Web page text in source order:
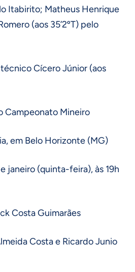
Itabirito; Matheus Henrique
(aos 35’2ºT) pelo
Cícero Júnior (aos
Campeonato Mineiro
em Belo Horizonte (MG)
janeiro (quinta-feira), às 19h
Costa Guimarães
Costa e Ricardo Junio